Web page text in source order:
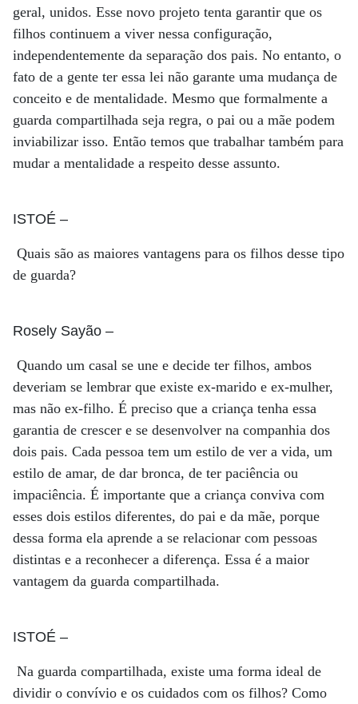
geral, unidos. Esse novo projeto tenta garantir que os
filhos continuem a viver nessa configuração,
independentemente da separação dos pais. No entanto, o
fato de a gente ter essa lei não garante uma mudança de
conceito e de mentalidade. Mesmo que formalmente a
guarda compartilhada seja regra, o pai ou a mãe podem
inviabilizar isso. Então temos que trabalhar também para
mudar a mentalidade a respeito desse assunto.
ISTOÉ –
Quais são as maiores vantagens para os filhos desse tipo
de guarda?
Rosely Sayão –
Quando um casal se une e decide ter filhos, ambos
deveriam se lembrar que existe ex-marido e ex-mulher,
mas não ex-filho. É preciso que a criança tenha essa
garantia de crescer e se desenvolver na companhia dos
dois pais. Cada pessoa tem um estilo de ver a vida, um
estilo de amar, de dar bronca, de ter paciência ou
impaciência. É importante que a criança conviva com
esses dois estilos diferentes, do pai e da mãe, porque
dessa forma ela aprende a se relacionar com pessoas
distintas e a reconhecer a diferença. Essa é a maior
vantagem da guarda compartilhada.
ISTOÉ –
Na guarda compartilhada, existe uma forma ideal de
dividir o convívio e os cuidados com os filhos? Como